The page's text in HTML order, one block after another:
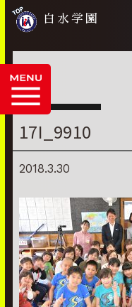
白水学園
17I_9910
2018.3.30